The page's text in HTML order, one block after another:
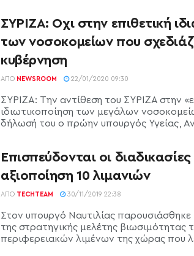
ΣΥΡΙΖΑ: Όχι στην επιθετική
των νοσοκομείων που
κυβέρνηση
ΑΠΌ NEWSROOM 22/01/2020 09:30
ΣΥΡΙΖΑ: Την αντίθεση του ΣΥΡΙΖΑ στην
ιδιωτικοποίηση των μεγάλων
δήλωσή του ο πρώην υπουργός Υγείας,
Επισπεύδονται οι
αξιοποίηση 10 λιμανιών
ΑΠΌ TECHTEAM 30/11/2019 22:38
Στον υπουργό Ναυτιλίας
της στρατηγικής μελέτης
περιφερειακών λιμένων της χώρας που